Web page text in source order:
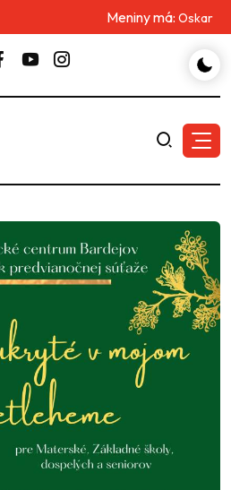
Meniny má: Oskar